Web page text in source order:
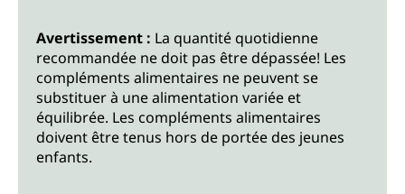
Avertissement : La quantité quotidienne
recommandée ne doit pas être dépassée! Les
compléments alimentaires ne peuvent se
substituer à une alimentation variée et
équilibrée. Les compléments alimentaires
doivent être tenus hors de portée des jeunes
enfants.